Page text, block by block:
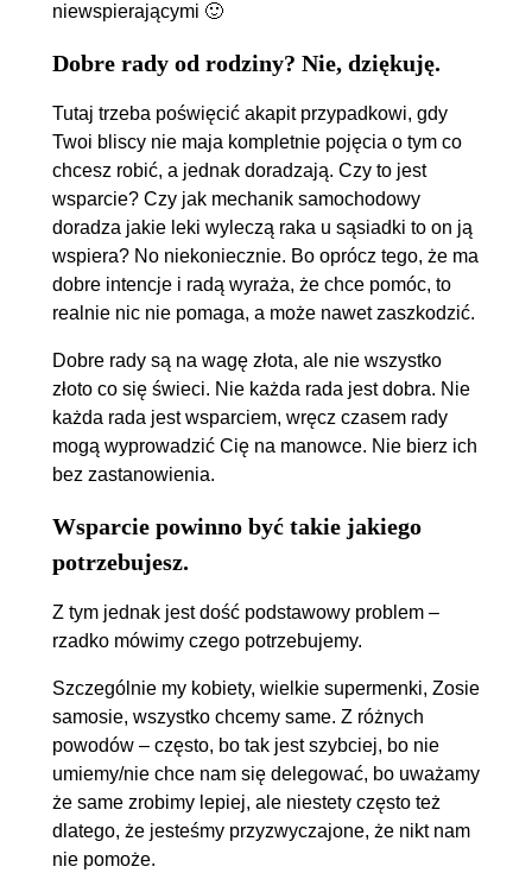
niewspierającymi 🙂
Dobre rady od rodziny? Nie, dziękuję.
Tutaj trzeba poświęcić akapit przypadkowi, gdy
Twoi bliscy nie maja kompletnie pojęcia o tym co
chcesz robić, a jednak doradzają. Czy to jest
wsparcie? Czy jak mechanik samochodowy
doradza jakie leki wyleczą raka u sąsiadki to on ją
wspiera? No niekoniecznie. Bo oprócz tego, że ma
dobre intencje i radą wyraża, że chce pomóc, to
realnie nic nie pomaga, a może nawet zaszkodzić.
Dobre rady są na wagę złota, ale nie wszystko
złoto co się świeci. Nie każda rada jest dobra. Nie
każda rada jest wsparciem, wręcz czasem rady
mogą wyprowadzić Cię na manowce. Nie bierz ich
bez zastanowienia.
Wsparcie powinno być takie jakiego
potrzebujesz.
Z tym jednak jest dość podstawowy problem –
rzadko mówimy czego potrzebujemy.
Szczególnie my kobiety, wielkie supermenki, Zosie
samosie, wszystko chcemy same. Z różnych
powodów – często, bo tak jest szybciej, bo nie
umiemy/nie chce nam się delegować, bo uważamy
że same zrobimy lepiej, ale niestety często też
dlatego, że jesteśmy przyzwyczajone, że nikt nam
nie pomoże.